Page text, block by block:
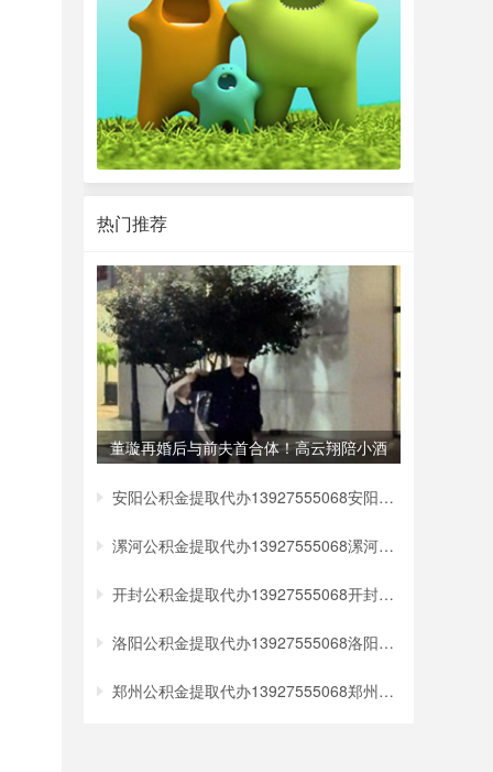
热门推荐
董璇再婚后与前夫首合体！高云翔陪小酒
安阳公积金提取代办13927555068安阳个人公
漯河公积金提取代办13927555068漯河个人公
开封公积金提取代办13927555068开封个人公
洛阳公积金提取代办13927555068洛阳个人公
郑州公积金提取代办13927555068郑州个人公